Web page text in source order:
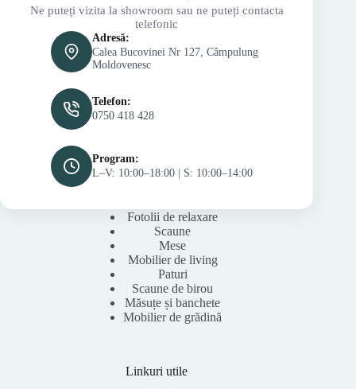
Ne puteți vizita la showroom sau ne puteți contacta
telefonic
Adresă:
Calea Bucovinei Nr 127, Câmpulung
Moldovenesc
Telefon:
0750 418 428
Program:
L–V: 10:00–18:00 | S: 10:00–14:00
Fotolii de relaxare
Scaune
Mese
Mobilier de living
Paturi
Scaune de birou
Măsuțe și banchete
Mobilier de grădină
Linkuri utile